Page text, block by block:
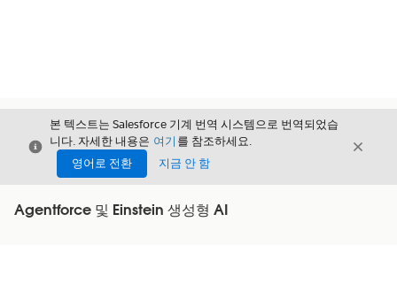
닫기
본 텍스트는 Salesforce 기계 번역 시스템으로 번역되었습
니다. 자세한 내용은 여기 를 참조하세요.
영어로 전환
지금 안 함
닫기
Agentforce 및 Einstein 생성형 AI